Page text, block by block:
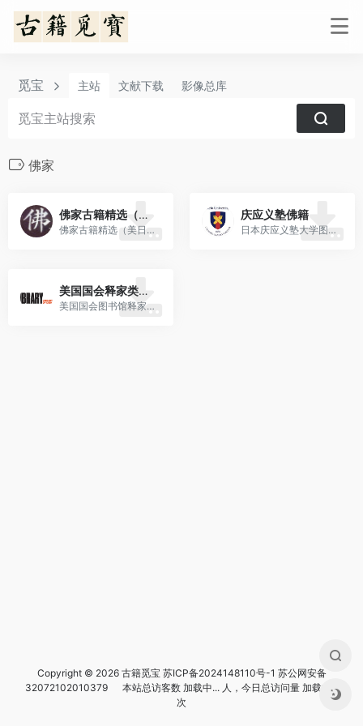
觅宝 主站 文献下载 影像总库
佛家
佛家古籍精选（美日韩馆藏）
佛家古籍精选（美日韩馆藏）
庆应义塾佛籍
日本庆应义塾大学图书馆所藏汉文佛经
美国国会释家类古籍
美国国会图书馆释家类古籍
Copyright © 2026 古籍觅宝 苏ICP备2024148110号-1 苏公网安备
32072102010379
本站总访客数 加载中...人，今日总访问量 加载中...
次